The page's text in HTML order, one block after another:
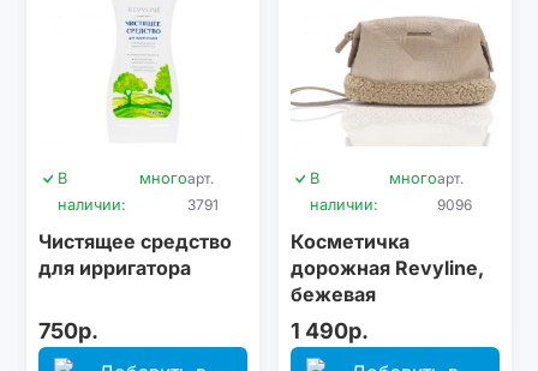
В
наличии:
многоарт.
3791
Чистящее средство
для ирригатора
750р.
В
наличии:
многоарт.
9096
Косметичка
дорожная Revyline,
бежевая
1 490р.